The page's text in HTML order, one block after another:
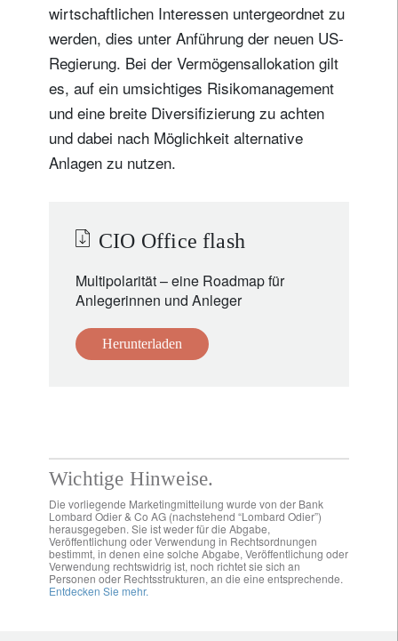
wirtschaftlichen Interessen untergeordnet zu
werden, dies unter Anführung der neuen US-
Regierung. Bei der Vermögensallokation gilt
es, auf ein umsichtiges Risikomanagement
und eine breite Diversifizierung zu achten
und dabei nach Möglichkeit alternative
Anlagen zu nutzen.
CIO Office flash
Multipolarität – eine Roadmap für
Anlegerinnen und Anleger
Herunterladen
Wichtige Hinweise.
Die vorliegende Marketingmitteilung wurde von der Bank
Lombard Odier & Co AG (nachstehend “Lombard Odier”)
herausgegeben. Sie ist weder für die Abgabe,
Veröffentlichung oder Verwendung in Rechtsordnungen
bestimmt, in denen eine solche Abgabe, Veröffentlichung oder
Verwendung rechtswidrig ist, noch richtet sie sich an
Personen oder Rechtsstrukturen, an die eine entsprechende.
Entdecken Sie mehr.